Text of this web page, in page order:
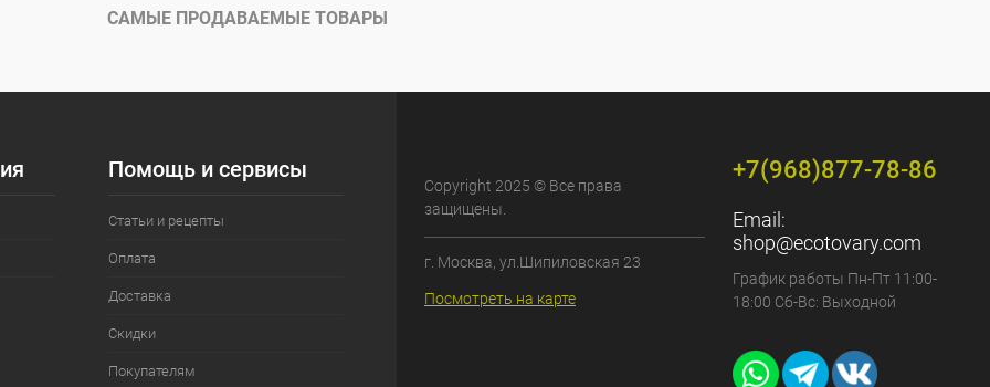
САМЫЕ ПРОДАВАЕМЫЕ ТОВАРЫ
Помощь и сервисы
Статьи и рецепты
Оплата
Доставка
Скидки
Покупателям
Copyright 2025 © Все права
защищены.
г. Москва, ул.Шипиловская 23
Посмотреть на карте
+7(968)877-78-86
Email:
shop@ecotovary.com
График работы Пн-Пт 11:00-
18:00 Сб-Вс: Выходной